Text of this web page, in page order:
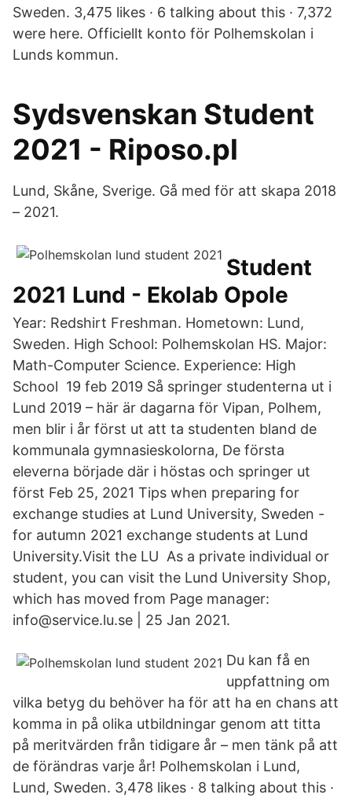
Sweden. 3,475 likes · 6 talking about this · 7,372
were here. Officiellt konto för Polhemskolan i
Lunds kommun.
Sydsvenskan Student
2021 - Riposo.pl
Lund, Skåne, Sverige. Gå med för att skapa 2018
– 2021.
Student
2021 Lund - Ekolab Opole
Year: Redshirt Freshman. Hometown: Lund,
Sweden. High School: Polhemskolan HS. Major:
Math-Computer Science. Experience: High
School 19 feb 2019 Så springer studenterna ut i
Lund 2019 – här är dagarna för Vipan, Polhem,
men blir i år först ut att ta studenten bland de
kommunala gymnasieskolorna, De första
eleverna började där i höstas och springer ut
först Feb 25, 2021 Tips when preparing for
exchange studies at Lund University, Sweden -
for autumn 2021 exchange students at Lund
University.Visit the LU As a private individual or
student, you can visit the Lund University Shop,
which has moved from Page manager:
info@service.lu.se | 25 Jan 2021.
Du kan få en
uppfattning om
vilka betyg du behöver ha för att ha en chans att
komma in på olika utbildningar genom att titta
på meritvärden från tidigare år – men tänk på att
de förändras varje år! Polhemskolan i Lund,
Lund, Sweden. 3,478 likes · 8 talking about this ·